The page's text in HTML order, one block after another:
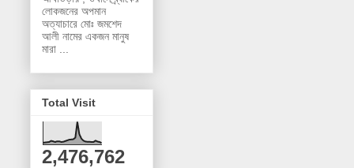
লোকজনের অপমান
অত্যাচারে মোঃ জমশেদ
আলী নামের একজন মানুষ
মারা ...
Total Visit
2,476,762